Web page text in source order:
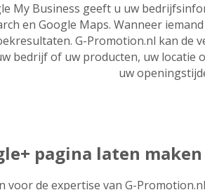
My Business geeft u uw
en Google Maps. Wanneer
G-Promotion.nl kan de
bedrijf of uw producten, uw locatie
uw
pagina laten maken
voor de expertise van G-